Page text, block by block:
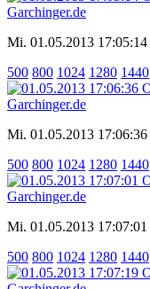
Mi. 01.05.2013 17:05:14
500 800 1024 1280 1440
Mi. 01.05.2013 17:06:36
500 800 1024 1280 1440
Mi. 01.05.2013 17:07:01
500 800 1024 1280 1440